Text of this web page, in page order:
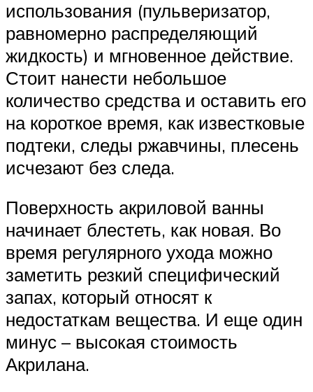
использования (пульверизатор,
равномерно распределяющий
жидкость) и мгновенное действие.
Стоит нанести небольшое
количество средства и оставить его
на короткое время, как известковые
подтеки, следы ржавчины, плесень
исчезают без следа.
Поверхность акриловой ванны
начинает блестеть, как новая. Во
время регулярного ухода можно
заметить резкий специфический
запах, который относят к
недостаткам вещества. И еще один
минус – высокая стоимость
Акрилана.